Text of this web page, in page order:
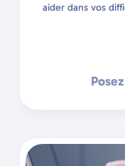
aider dans vos